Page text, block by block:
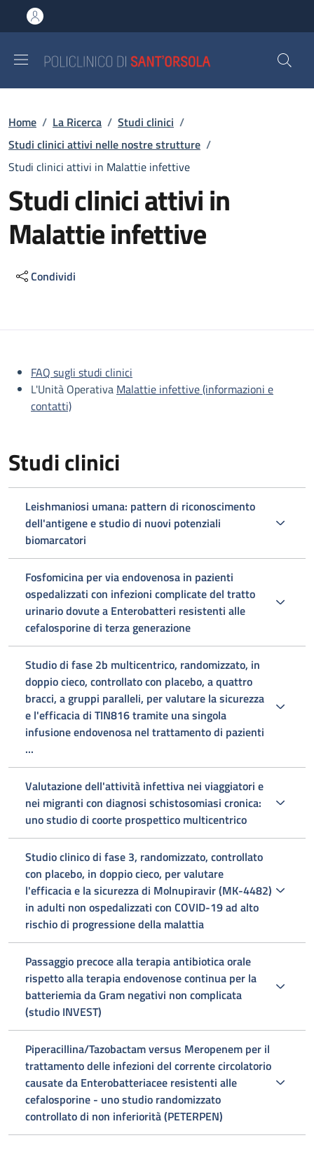
al contenuto principale
to footer content
Briciole di pane
Home / La Ricerca / Studi clinici /
Studi clinici attivi nelle nostre strutture /
Studi clinici attivi in Malattie infettive
Studi clinici attivi in
Malattie infettive
Condividi
Descrizione
FAQ sugli studi clinici
L'Unità Operativa Malattie infettive (informazioni e
contatti)
Studi clinici
Leishmaniosi umana: pattern di riconoscimento
dell'antigene e studio di nuovi potenziali
biomarcatori
Fosfomicina per via endovenosa in pazienti
ospedalizzati con infezioni complicate del tratto
urinario dovute a Enterobatteri resistenti alle
cefalosporine di terza generazione
Studio di fase 2b multicentrico, randomizzato, in
doppio cieco, controllato con placebo, a quattro
bracci, a gruppi paralleli, per valutare la sicurezza
e l'efficacia di TIN816 tramite una singola
infusione endovenosa nel trattamento di pazienti
...
Valutazione dell'attività infettiva nei viaggiatori e
nei migranti con diagnosi schistosomiasi cronica:
uno studio di coorte prospettico multicentrico
Studio clinico di fase 3, randomizzato, controllato
con placebo, in doppio cieco, per valutare
l'efficacia e la sicurezza di Molnupiravir (MK-4482)
in adulti non ospedalizzati con COVID-19 ad alto
rischio di progressione della malattia
Passaggio precoce alla terapia antibiotica orale
rispetto alla terapia endovenose continua per la
batteriemia da Gram negativi non complicata
(studio INVEST)
Piperacillina/Tazobactam versus Meropenem per il
trattamento delle infezioni del corrente circolatorio
causate da Enterobatteriacee resistenti alle
cefalosporine - uno studio randomizzato
controllato di non inferiorità (PETERPEN)